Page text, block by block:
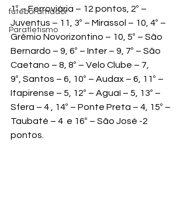
futebol amador
Paratletismo
1º – Ferroviária – 12 pontos, 2º –
Juventus – 11, 3º – Mirassol – 10, 4º –
Grêmio Novorizontino – 10, 5º – São
Bernardo – 9, 6º – Inter – 9, 7º – São
Caetano – 8, 8º – Velo Clube – 7,
9º, Santos – 6, 10º – Audax – 6, 11º –
Itapirense – 5, 12º – Aguaí – 5, 13º –
Sfera – 4 , 14º – Ponte Preta – 4, 15º –
Taubaté – 4  e 16º – São José -2
pontos.